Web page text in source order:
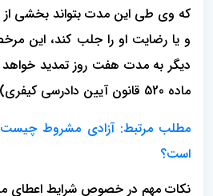
که وی طی این مدت بتواند بخشی
و یا رضایت او‌ را جلب کند، این
ماده 520 قانون آیین دادرسی کیفری)
مطلب مرتبط: آزادی مشروط
است؟
نکات مهم در خصوص شرایط اعطای